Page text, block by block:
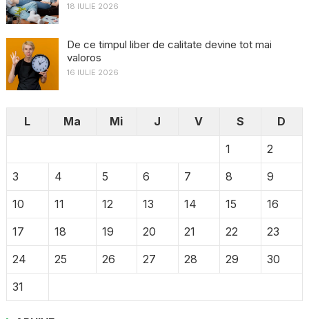
18 IULIE 2026
De ce timpul liber de calitate devine tot mai
valoros
16 IULIE 2026
L Ma Mi J V S
D
1
2
3
4 5 6 7 8
9
10
11 12 13 14 15
16
17
18 19 20 21 22
23
24
25 26 27 28 29
30
31